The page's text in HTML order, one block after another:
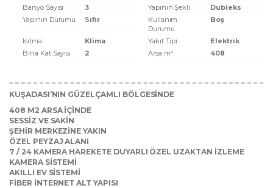
Banyo Sayısı
3 Yapının Şekli
Dubleks
Yapının Durumu
Sıfır
Kullanım
Durumu
Boş
Isıtma Klima Yakıt Tipi
Elektrik
Bina Kat Sayısı
2 Arsa m² 408
KUŞADASI’NIN GÜZELÇAMLI BÖLGESİNDE
408 M2 ARSA İÇİNDE
SESSİZ VE SAKİN
ŞEHİR MERKEZİNE YAKIN
ÖZEL PEYZAJ ALANI
7 / 24 KAMERA HAREKETE DUYARLI ÖZEL UZAKTAN İZLEME
KAMERA SİSTEMİ
AKILLI EV SİSTEMİ
FİBER İNTERNET ALT YAPISI